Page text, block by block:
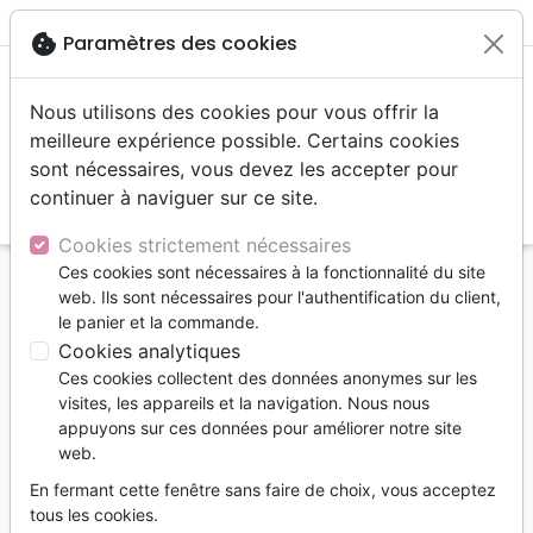
menu
Accueil Livres Famille, couple
Famille, couple
Filtrer tune
Mariage Education Crise, Divorce
cookie Paramètres des cookies
Nous utilisons des cookies pour vous offrir la
meilleure expérience possible. Certains cookies
sont nécessaires, vous devez les accepter pour
continuer à naviguer sur ce site.
Cookies strictement nécessaires
Ces cookies sont nécessaires à la fonctionnalité du site
web. Ils sont nécessaires pour l'authentification du client,
le panier et la commande.
Cookies analytiques
Ces cookies collectent des données anonymes sur les
visites, les appareils et la navigation. Nous nous
appuyons sur ces données pour améliorer notre site
web.
En fermant cette fenêtre sans faire de choix, vous acceptez
tous les cookies.